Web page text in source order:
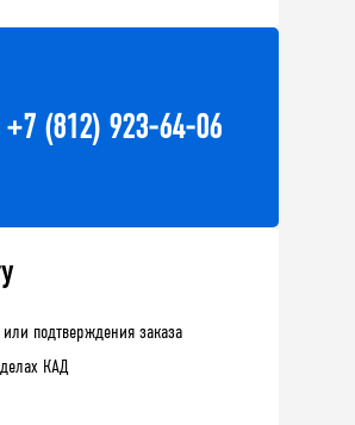
+7 (812) 923-64-06
подтверждения заказа
КАД